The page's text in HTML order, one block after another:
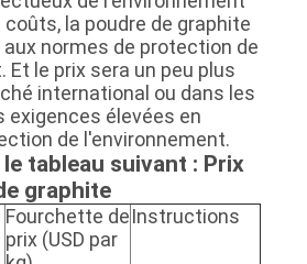
la poudre de graphite
normes de protection de
Et le prix sera un peu plus
international ou dans les
exigences élevées en
de l'environnement.
le tableau suivant : Prix
graphite
Fourchette de
prix (USD par
Instructions